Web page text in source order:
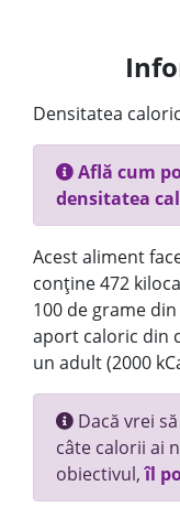
Densitatea
Află cum
densitatea
Acest aliment
conține 472
100 de grame
aport caloric din
un adult (2000
Dacă vrei
câte calorii ai
obiectivul,îl